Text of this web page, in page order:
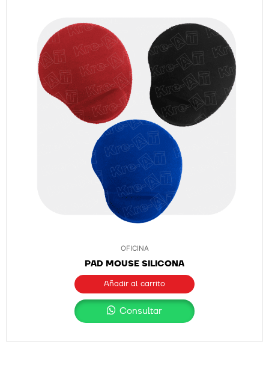
OFICINA
PAD MOUSE SILICONA
Añadir al carrito
Consultar